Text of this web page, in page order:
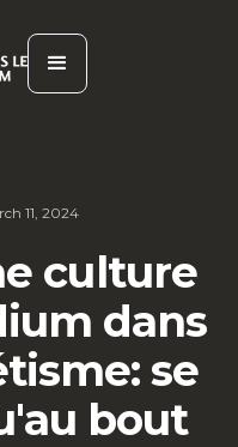
11, 2024
culture
dans
se
bout